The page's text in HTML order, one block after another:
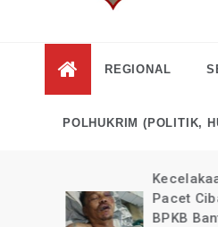
News
Indonesia
Tanpa Rekayasa
REGIONAL
POLHUKRIM (POLITIK,
Kecelakaan
Pacet
BPKB